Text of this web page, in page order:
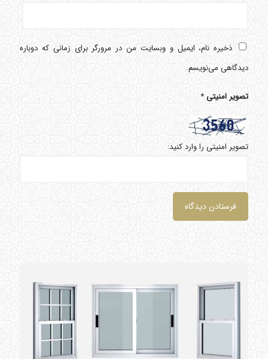
ذخیره نام، ایمیل و وبسایت من در مرورگر برای زمانی که دوباره
دیدگاهی می‌نویسم.
تصویر امنیتی*
تصویر امنیتی را وارد کنید: